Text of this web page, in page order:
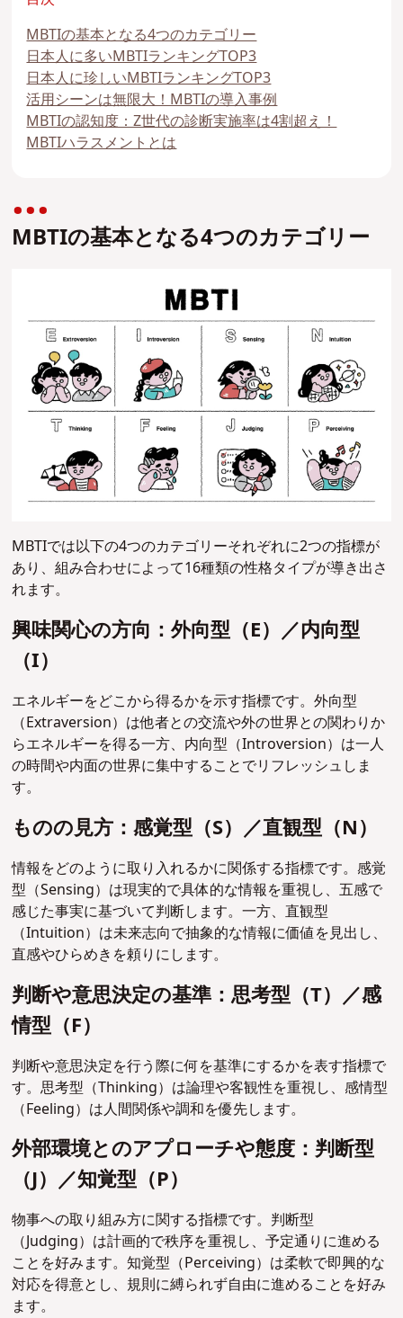
MBTIの基本となる4つのカテゴリー
日本人に多いMBTIランキングTOP3
日本人に珍しいMBTIランキングTOP3
活用シーンは無限大！MBTIの導入事例
MBTIの認知度：Z世代の診断実施率は4割超え！
MBTIハラスメントとは
MBTIの基本となる4つのカテゴリー
MBTIでは以下の4つのカテゴリーそれぞれに2つの指標が
あり、組み合わせによって16種類の性格タイプが導き出さ
れます。
興味関心の方向：外向型（E）／内向型
（I）
エネルギーをどこから得るかを示す指標です。外向型
（Extraversion）は他者との交流や外の世界との関わりか
らエネルギーを得る一方、内向型（Introversion）は一人
の時間や内面の世界に集中することでリフレッシュしま
す。
ものの見方：感覚型（S）／直観型（N）
情報をどのように取り入れるかに関係する指標です。感覚
型（Sensing）は現実的で具体的な情報を重視し、五感で
感じた事実に基づいて判断します。一方、直観型
（Intuition）は未来志向で抽象的な情報に価値を見出し、
直感やひらめきを頼りにします。
判断や意思決定の基準：思考型（T）／感
情型（F）
判断や意思決定を行う際に何を基準にするかを表す指標で
す。思考型（Thinking）は論理や客観性を重視し、感情型
（Feeling）は人間関係や調和を優先します。
外部環境とのアプローチや態度：判断型
（J）／知覚型（P）
物事への取り組み方に関する指標です。判断型
（Judging）は計画的で秩序を重視し、予定通りに進める
ことを好みます。知覚型（Perceiving）は柔軟で即興的な
対応を得意とし、規則に縛られず自由に進めることを好み
ます。